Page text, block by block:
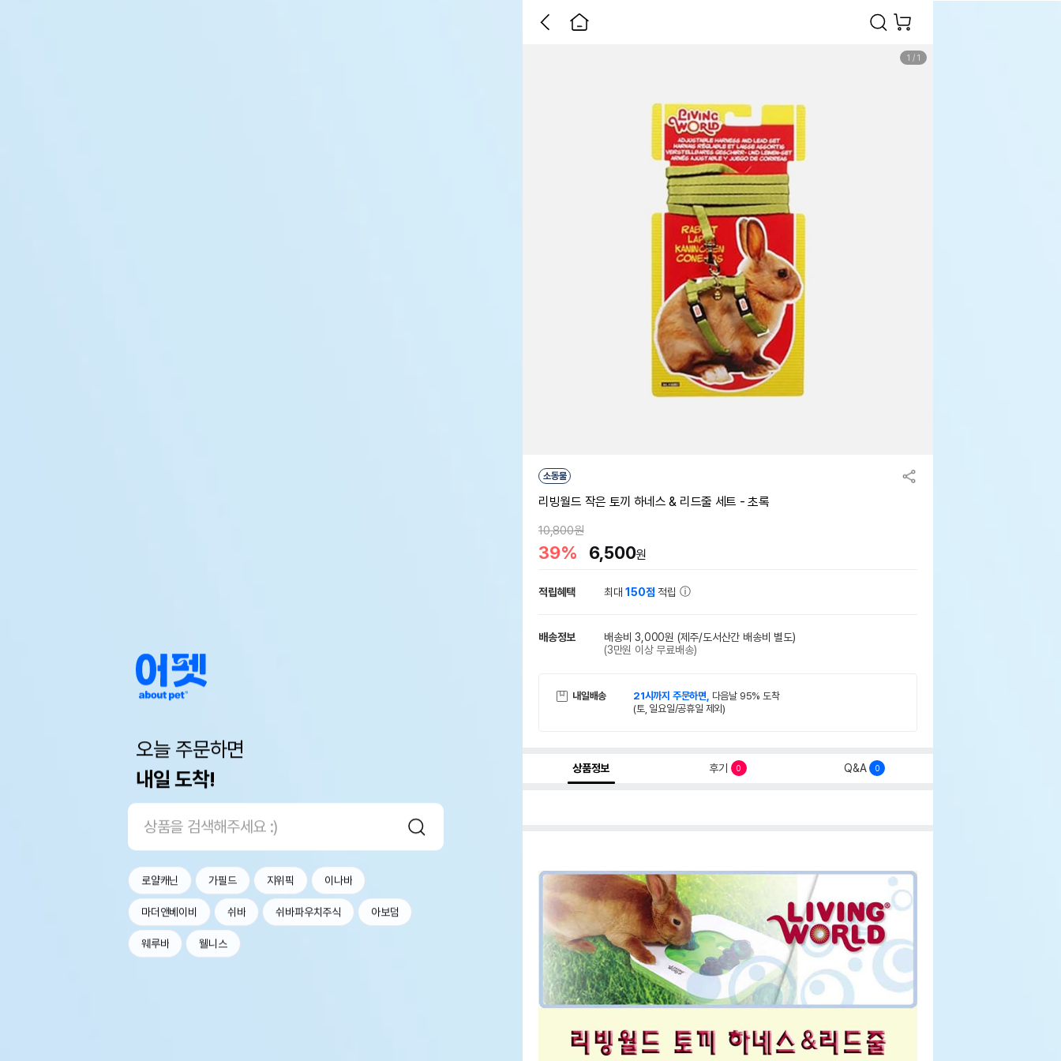
오늘 주문하면
내일 도착!
로얄캐닌 가필드 지위픽 이나바
마더앤베이비 쉬바 쉬바파우치주식 아보덤
웨루바 웰니스
1 / 1
소동물
리빙월드 작은 토끼 하네스 & 리드줄 세트 - 초록
10,800원
39% 6,500원
적립혜택 최대150점 적립
배송정보 배송비 3,000원 (제주/도서산간 배송비 별도)
(3만원 이상 무료배송)
내일배송 21시까지 주문하면, 다음날 95% 도착
(토, 일요일/공휴일 제외)
상품정보 후기 0 Q&A 0